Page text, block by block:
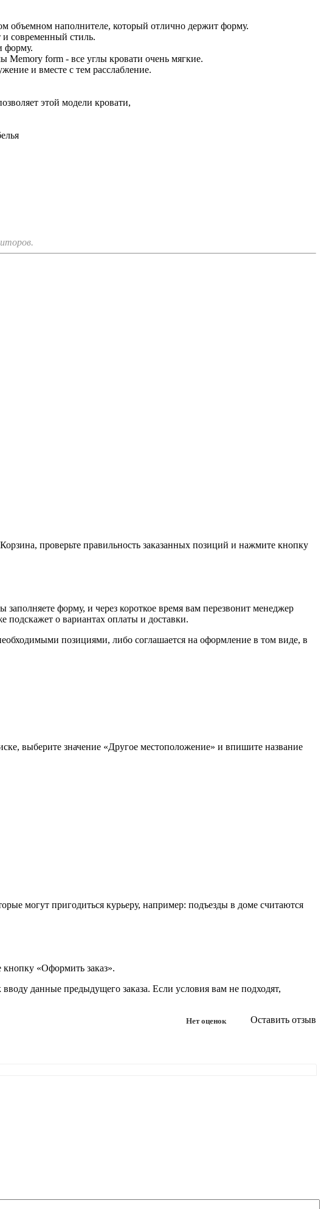
объемном наполнителе, который отлично держит форму.
современный стиль.
форму.
Memory form - все углы кровати очень мягкие.
и вместе с тем расслабление.
этой модели кровати,
проверьте правильность заказанных позиций и нажмите кнопку
форму, и через короткое время вам перезвонит менеджер
подскажет о вариантах оплаты и доставки.
позициями, либо соглашается на оформление в том виде, в
выберите значение «Другое местоположение» и впишите название
могут пригодиться курьеру, например: подъезды в доме считаются
«Оформить заказ».
данные предыдущего заказа. Если условия вам не подходят,
Нет оценок Оставить отзыв